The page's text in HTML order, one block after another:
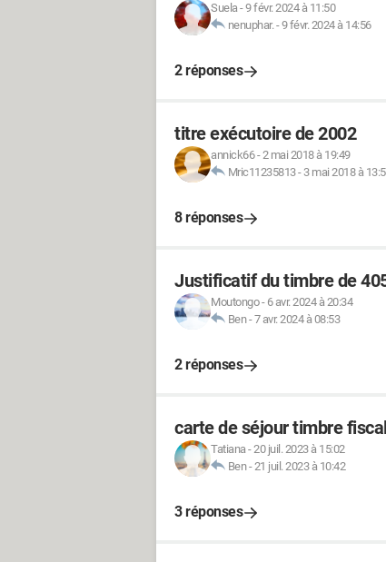
Suela-9 févr. 2024 à 11:50
nenuphar.-9 févr. 2024 à 14:56
2 réponses
titre exécutoire de 2002
annick66-2 mai 2018 à 19:49
Mric11235813- 3 mai 2018 à
8 réponses
Justificatif du timbre de
Moutongo- 6 avr. 2024 à 20:34
Ben-7 avr. 2024 à 08:53
2 réponses
carte de séjour timbre
Tatiana-20 juil. 2023 à 15:02
Ben-21 juil. 2023 à 10:42
3 réponses